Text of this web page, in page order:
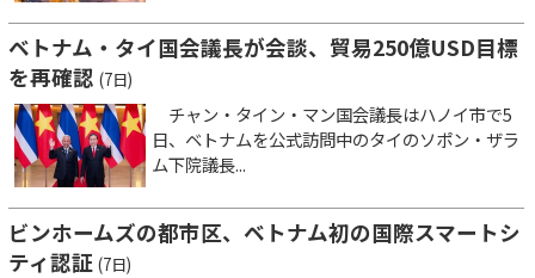
ベトナム・タイ国会議長が会談、貿易250億USD目標
を再確認 (7日)
チャン・タイン・マン国会議長はハノイ市で5
日、ベトナムを公式訪問中のタイのソポン・ザラ
ム下院議長...
ビンホームズの都市区、ベトナム初の国際スマートシ
ティ認証 (7日)